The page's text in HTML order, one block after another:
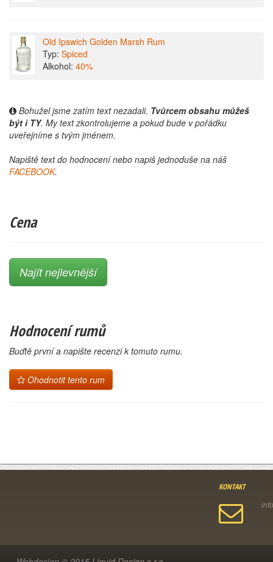
Old Ipswich Golden Marsh Rum
Typ: Spiced
Alkohol: 40%
Bohužel jsme zatím text nezadali. Tvůrcem obsahu můžeš
být i TY. My text zkontrolujeme a pokud bude v pořádku
uveřejníme s tvým jménem.
Napiště text do hodnocení nebo napiš jednoduše na náš
FACEBOOK.
Cena
Najít nejlevnější
Hodnocení rumů
Buďtě první a napište recenzi k tomuto rumu.
Ohodnotit tento rum
KONTAKT